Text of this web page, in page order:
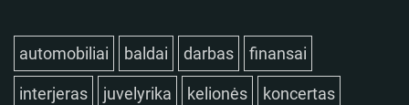
automobiliai baldai darbas finansai
interjeras juvelyrika kelionės koncertas